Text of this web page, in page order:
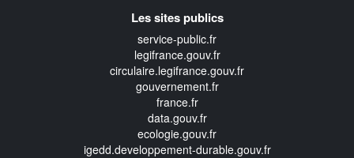
Les sites publics
service-public.fr
legifrance.gouv.fr
circulaire.legifrance.gouv.fr
gouvernement.fr
france.fr
data.gouv.fr
ecologie.gouv.fr
igedd.developpement-durable.gouv.fr